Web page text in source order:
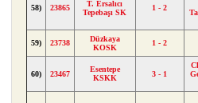
58) 23865
T. Ersalıcı
Tepebaşı SK
1 - 2
59) 23738
Düzkaya
KOSK
1 - 2
60) 23467
Esentepe
KSKK
3 - 1